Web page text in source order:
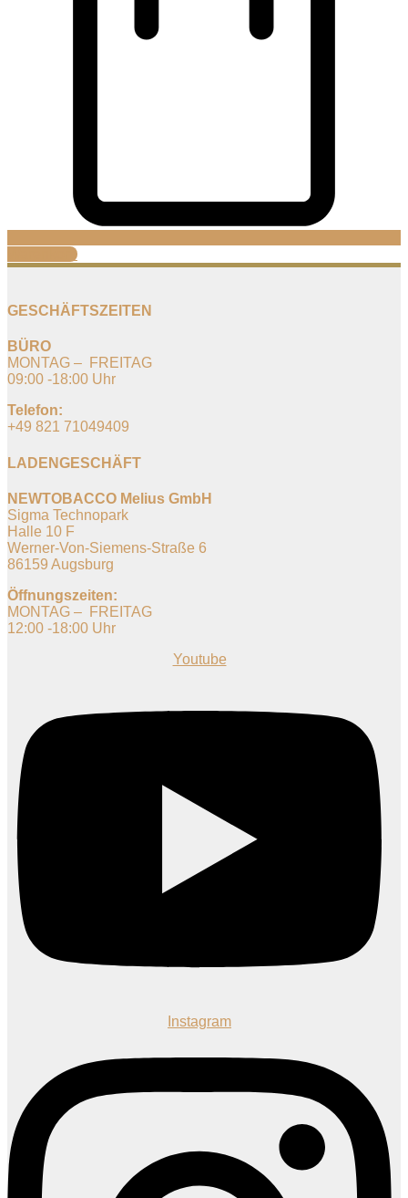
Warenkorb
GESCHÄFTSZEITEN
BÜRO
MONTAG – FREITAG
09:00 -18:00 Uhr
Telefon:
+49 821 71049409
LADENGESCHÄFT
NEWTOBACCO Melius GmbH
Sigma Technopark
Halle 10 F
Werner-Von-Siemens-Straße 6
86159 Augsburg
Öffnungszeiten:
MONTAG – FREITAG
12:00 -18:00 Uhr
Youtube
Instagram